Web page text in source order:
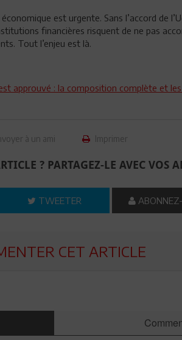
est urgente. Sans l’accord de
financières risquent de ne pas
Tout l’enjeu est là.
approuvé : la composition complète et
à un ami Imprimer
? PARTAGEZ-LE AVEC VOS
TWEETER
CET ARTICLE